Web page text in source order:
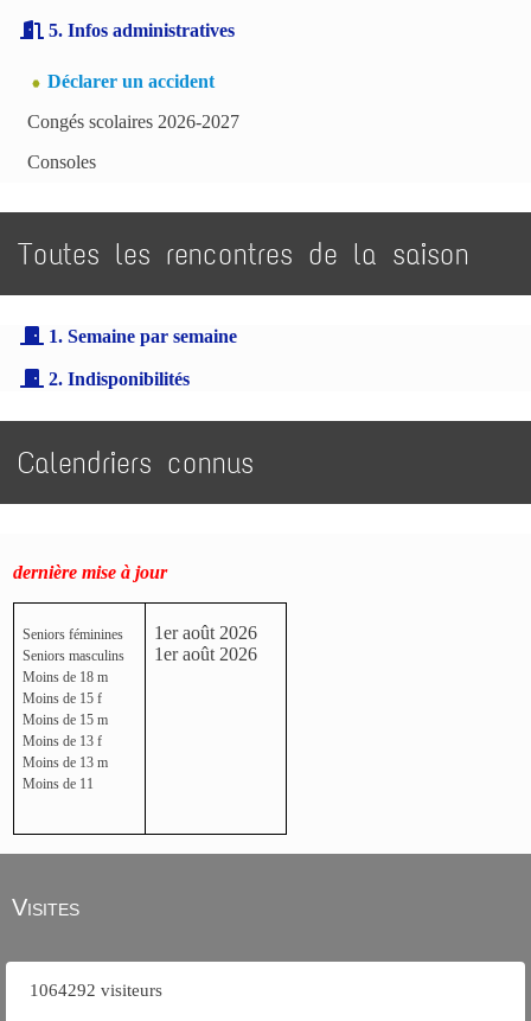
5. Infos administratives
Déclarer un accident
Congés scolaires 2026-2027
Consoles
Toutes les rencontres de la saison
1. Semaine par semaine
2. Indisponibilités
Calendriers connus
dernière mise à jour
Seniors féminines
Seniors masculins
Moins de 18 m
Moins de 15 f
Moins de 15 m
Moins de 13 f
Moins de 13 m
Moins de 11
1er août 2026
1er août 2026
Visites
1064292 visiteurs